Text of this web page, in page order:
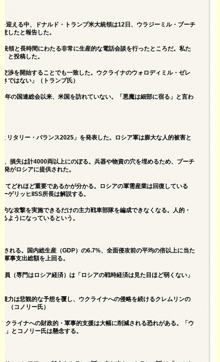
迎える中、ドナルド・トランプ米大統領は12日、ウラジーミル・プーチ
したと報告した。
領と長時間にわたる非常に生産的な電話会談を行ったところだ。私た
と投稿した。
渉を開始することでも一致した。ウクライナのウォロディミル・ゼレ
ではない」（トランプ氏）
の国連総会以来、米国を訪れていない。「悪魔は細部に宿る」と言わ
リタリー・バランス2025」を発表した。ロシア軍は膨大な人的被害と
損失は計4000両以上にのぼる。兵器や物資の穴を埋めるため、プーチ
がロシアに提供された。
どれほど重要であるかが分かる。ロシアの軍需産業は回復している
ゲリッヒIISS所長は解説する。
な攻撃を実施できるだけの主力戦車部隊を編成できなくなる。人的・
ようになっているという。
れる。国内総生産（GDP）の6.7%、全面侵攻前の平均の倍以上に当た
事支出総額を上回る。
（専門はロシア経済）は「ロシアの戦時経済は見た目ほど弱くない」
力は悲観的な予想を覆し、ウクライナへの侵略を続けるクレムリンの
（コノリー氏）
ライナへの財政的・軍事的支援は大幅に削減される恐れがある。「ウ
」とコノリー氏は懸念する。